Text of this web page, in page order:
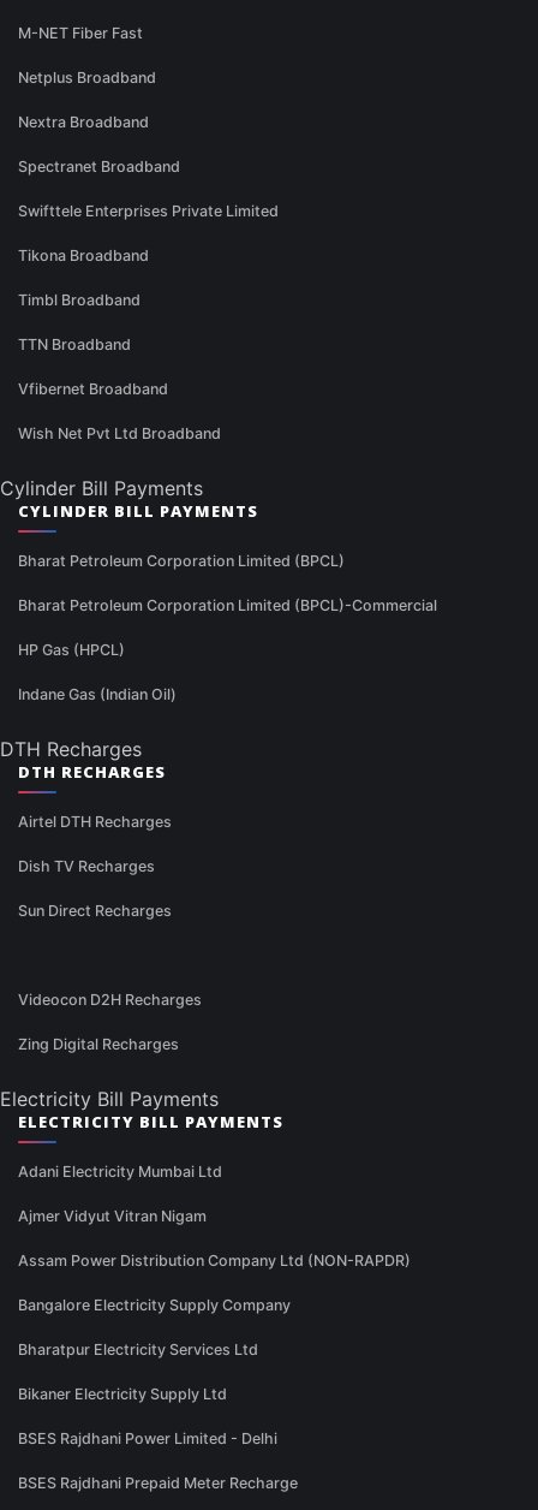
M-NET Fiber Fast
Netplus Broadband
Nextra Broadband
Spectranet Broadband
Swifttele Enterprises Private Limited
Tikona Broadband
Timbl Broadband
TTN Broadband
Vfibernet Broadband
Wish Net Pvt Ltd Broadband
Cylinder Bill Payments
CYLINDER BILL PAYMENTS
Bharat Petroleum Corporation Limited (BPCL)
Bharat Petroleum Corporation Limited (BPCL)-Commercial
HP Gas (HPCL)
Indane Gas (Indian Oil)
DTH Recharges
DTH RECHARGES
Airtel DTH Recharges
Dish TV Recharges
Sun Direct Recharges
Videocon D2H Recharges
Zing Digital Recharges
Electricity Bill Payments
ELECTRICITY BILL PAYMENTS
Adani Electricity Mumbai Ltd
Ajmer Vidyut Vitran Nigam
Assam Power Distribution Company Ltd (NON-RAPDR)
Bangalore Electricity Supply Company
Bharatpur Electricity Services Ltd
Bikaner Electricity Supply Ltd
BSES Rajdhani Power Limited - Delhi
BSES Rajdhani Prepaid Meter Recharge